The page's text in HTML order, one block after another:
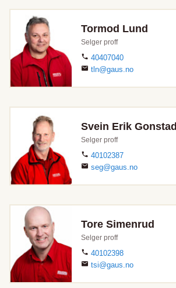
Tormod Lund
Selger proff
40407040
tln@gaus.no
Svein Erik Gonstad
Selger proff
40102387
seg@gaus.no
Tore Simenrud
Selger proff
40102398
tsi@gaus.no